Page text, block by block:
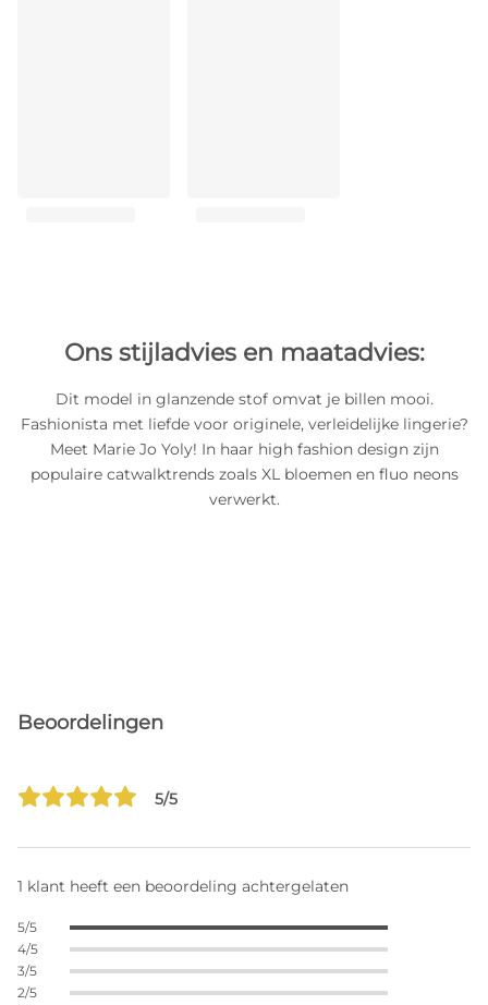
Ons stijladvies en maatadvies:
Dit model in glanzende stof omvat je billen mooi.
Fashionista met liefde voor originele, verleidelijke lingerie?
Meet Marie Jo Yoly! In haar high fashion design zijn
populaire catwalktrends zoals XL bloemen en fluo neons
verwerkt.
Beoordelingen
5/5
1 klant heeft een beoordeling achtergelaten
5/5
4/5
3/5
2/5